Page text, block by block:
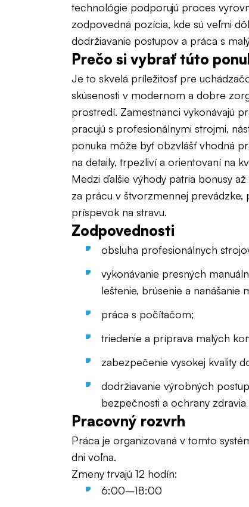
technológie podporujú proces
zodpovedná pozícia, kde sú veľmi
dodržiavanie postupov a práca s
Prečo si vybrať túto
Je to skvelá príležitosť pre
skúsenosti v modernom a dobre
prostredí. Zamestnanci vykonávajú
pracujú s profesionálnymi strojmi,
ponuka môže byť obzvlášť vhodná
na detaily, trpezliví a orientovaní na
Medzi ďalšie výhody patria bonusy
za prácu v štvorzmennej prevádzke,
príspevok na stravu.
Zodpovednosti
obsluha profesionálnych
vykonávanie presných
leštenie, brúsenie a nanášanie
práca s počítačom;
triedenie a príprava malých
zabezpečenie vysokej kvality
dodržiavanie výrobných
bezpečnosti a ochrany
Pracovný rozvrh
Práca je organizovaná v tomto
dni voľna.
Zmeny trvajú 12 hodín:
6:00–18:00